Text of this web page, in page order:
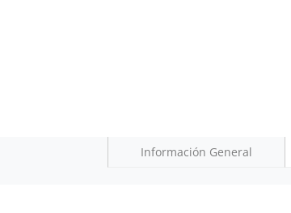
Información General